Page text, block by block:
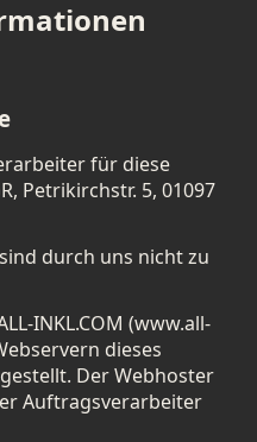
für diese
Petrikirchstr. 5, 01097
durch uns nicht zu
INKL.COM (www.all-
dieses
Der Webhoster
Auftragsverarbeiter